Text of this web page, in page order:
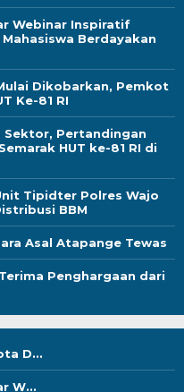
Webinar Inspiratif
Berdayakan
Dikobarkan, Pemkot
Ke-81 RI
Sektor, Pertandingan
HUT ke-81 RI di
Tipidter Polres Wajo
BBM
Asal Atapange Tewas
Penghargaan dari
D...
W...